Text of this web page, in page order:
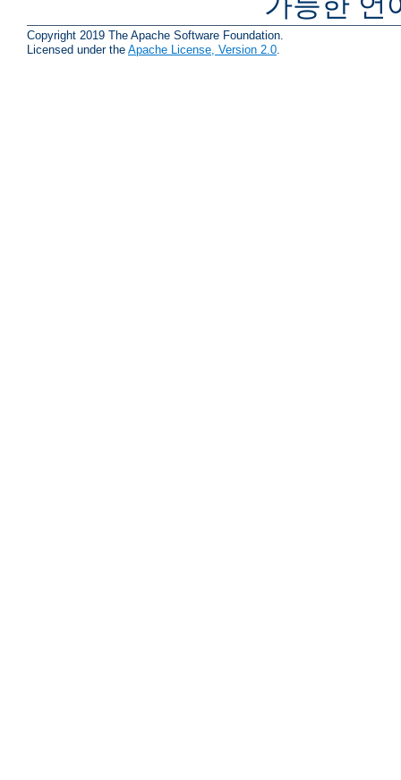
Copyright 2019 The Apache Software Foundation.
Licensed under the Apache License, Version 2.0.